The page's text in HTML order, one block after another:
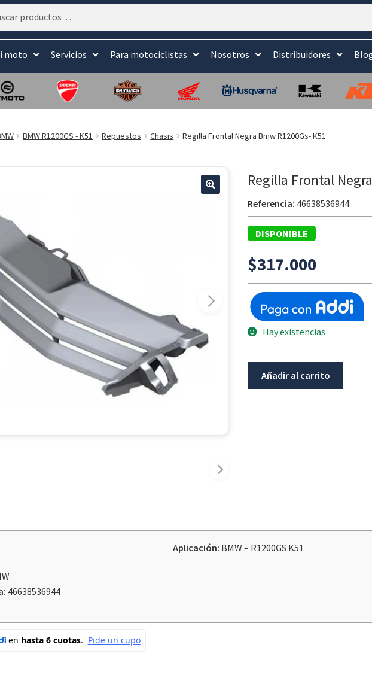
moto Servicios Para motociclistas Nosotros Distribuidores
BMW R1200GS - K51 Repuestos Chasis Regilla Frontal Negra Bmw R1200Gs- K51
Regilla Frontal
Referencia: 46638536944
DISPONIBLE
$317.000
Hay existencias
Añadir al carrito
Aplicación: BMW – R1200GS K51
46638536944